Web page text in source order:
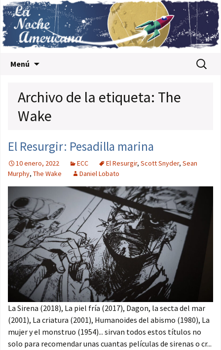
Menú Buscar:
Archivo de la etiqueta: The
Wake
El Resurgir: Pesadilla marina
10 enero, 2022 ECC El Resurgir, Scott Snyder, Sean
Murphy, The Wake Daniel Lobato
La Sirena (2018), La piel fría (2017), Dagon, la secta del mar
(2001), La criatura (2001), Humanoides del abismo (1980), La
mujer y el monstruo (1954)... sirvan todos estos títulos no
solo para recomendar unas cuantas películas de sirenas o cr...